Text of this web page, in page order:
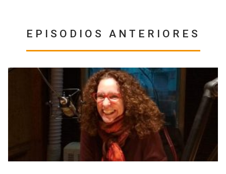
EPISODIOS ANTERIORES